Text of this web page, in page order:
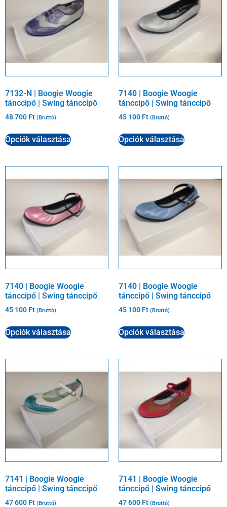
7132-N | Boogie Woogie
tánccipő | Swing tánccipő
48 700 Ft (Bruttó)
Opciók választása
7140 | Boogie Woogie
tánccipő | Swing tánccipő
45 100 Ft (Bruttó)
Opciók választása
7140 | Boogie Woogie
tánccipő | Swing tánccipő
45 100 Ft (Bruttó)
Opciók választása
7140 | Boogie Woogie
tánccipő | Swing tánccipő
45 100 Ft (Bruttó)
Opciók választása
7141 | Boogie Woogie
tánccipő | Swing tánccipő
47 600 Ft (Bruttó)
7141 | Boogie Woogie
tánccipő | Swing tánccipő
47 600 Ft (Bruttó)